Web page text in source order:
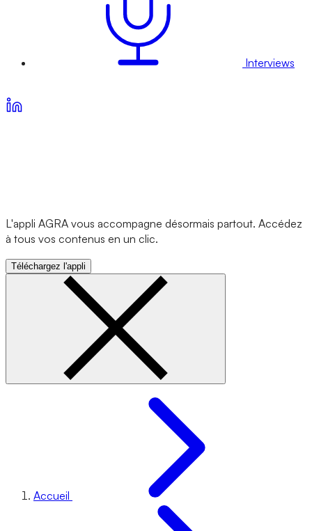
Interviews
L'appli AGRA vous accompagne désormais partout. Accédez
à tous vos contenus en un clic.
Téléchargez l'appli
Accueil